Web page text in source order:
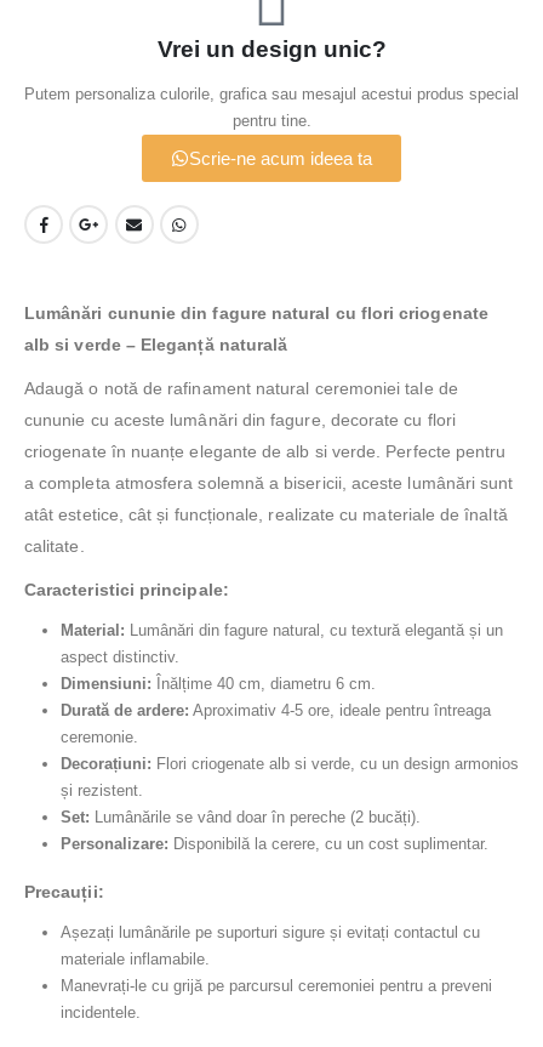
Vrei un design unic?
Putem personaliza culorile, grafica sau mesajul acestui produs special
pentru tine.
Scrie-ne acum ideea ta
Lumânări cununie din fagure natural cu flori criogenate
alb si verde – Eleganță naturală
Adaugă o notă de rafinament natural ceremoniei tale de
cununie cu aceste lumânări din fagure, decorate cu flori
criogenate în nuanțe elegante de alb si verde. Perfecte pentru
a completa atmosfera solemnă a bisericii, aceste lumânări sunt
atât estetice, cât și funcționale, realizate cu materiale de înaltă
calitate.
Caracteristici principale:
Material: Lumânări din fagure natural, cu textură elegantă și un
aspect distinctiv.
Dimensiuni: Înălțime 40 cm, diametru 6 cm.
Durată de ardere: Aproximativ 4-5 ore, ideale pentru întreaga
ceremonie.
Decorațiuni: Flori criogenate alb si verde, cu un design armonios
și rezistent.
Set: Lumânările se vând doar în pereche (2 bucăți).
Personalizare: Disponibilă la cerere, cu un cost suplimentar.
Precauții:
Așezați lumânările pe suporturi sigure și evitați contactul cu
materiale inflamabile.
Manevrați-le cu grijă pe parcursul ceremoniei pentru a preveni
incidentele.